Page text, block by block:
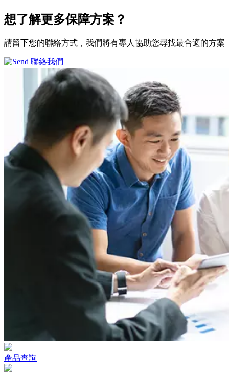
想了解更多保障方案？
請留下您的聯絡方式，我們將有專人協助您尋找最合適的方案
聯絡我們
產品查詢